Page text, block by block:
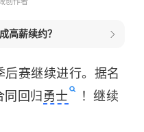
高薪续约？
赛继续进行。据名
回归 勇士
！继续